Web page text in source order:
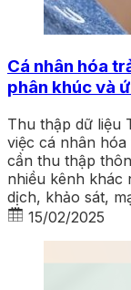
Cá nhân hóa
phân khúc và
Thu thập dữ liệu
việc cá nhân
cần thu thập
nhiều kênh khác
dịch, khảo sát,
15/02/2025